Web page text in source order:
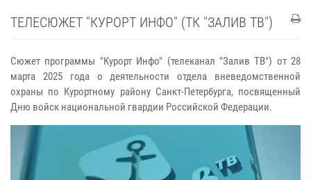
ТЕЛЕСЮЖЕТ "КУРОРТ ИНФО" (ТК "ЗАЛИВ ТВ")
Сюжет программы "Курорт Инфо" (телеканал "Залив ТВ") от 28
марта 2025 года о деятельности отдела вневедомственной
охраны по Курортному району Санкт-Петербурга, посвященный
Дню войск национальной гвардии Российской Федерации.